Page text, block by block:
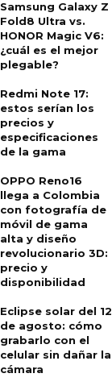
Samsung Galaxy Z
Fold8 Ultra vs.
HONOR Magic V6:
¿cuál es el mejor
plegable?
Redmi Note 17:
estos serían los
precios y
especificaciones
de la gama
OPPO Reno16
llega a Colombia
con fotografía de
móvil de gama
alta y diseño
revolucionario 3D:
precio y
disponibilidad
Eclipse solar del 12
de agosto: cómo
grabarlo con el
celular sin dañar la
cámara